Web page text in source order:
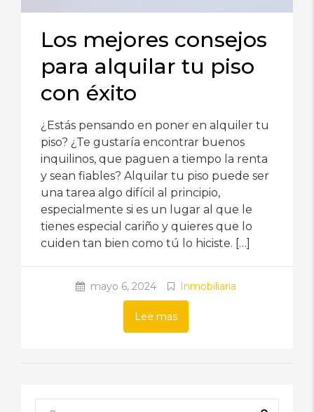
Los mejores consejos
para alquilar tu piso
con éxito
¿Estás pensando en poner en alquiler tu
piso? ¿Te gustaría encontrar buenos
inquilinos, que paguen a tiempo la renta
y sean fiables? Alquilar tu piso puede ser
una tarea algo difícil al principio,
especialmente si es un lugar al que le
tienes especial cariño y quieres que lo
cuiden tan bien como tú lo hiciste. […]
mayo 6, 2024 Inmobiliaria
Lee mas